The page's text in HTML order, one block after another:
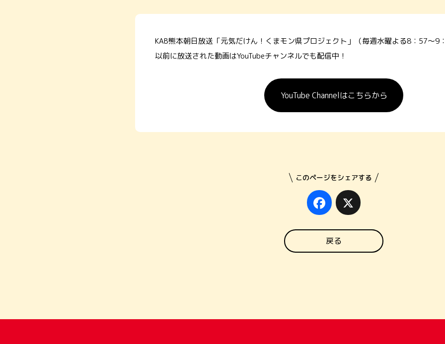
KAB熊本朝日放送「元気だけん！くまモン県プロジェクト」（毎週水曜よる8：57～9
以前に放送された動画はYouTubeチャンネルでも配信中！
YouTube Channelはこちらから
このページをシェアする
Facebook
戻る